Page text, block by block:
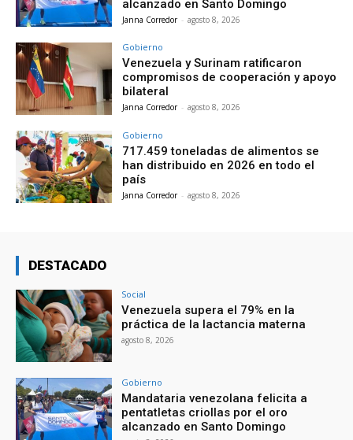
alcanzado en Santo Domingo
Janna Corredor - agosto 8, 2026
Gobierno
Venezuela y Surinam ratificaron
compromisos de cooperación y apoyo
bilateral
Janna Corredor - agosto 8, 2026
Gobierno
717.459 toneladas de alimentos se
han distribuido en 2026 en todo el
país
Janna Corredor - agosto 8, 2026
DESTACADO
Social
Venezuela supera el 79% en la
práctica de la lactancia materna
agosto 8, 2026
Gobierno
Mandataria venezolana felicita a
pentatletas criollas por el oro
alcanzado en Santo Domingo